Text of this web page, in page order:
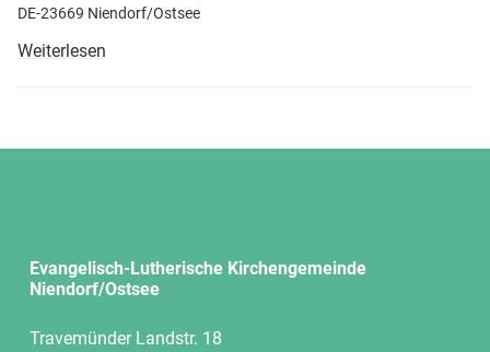
DE-23669 Niendorf/Ostsee
Weiterlesen
Evangelisch-Lutherische Kirchengemeinde
Niendorf/Ostsee
Travemünder Landstr. 18